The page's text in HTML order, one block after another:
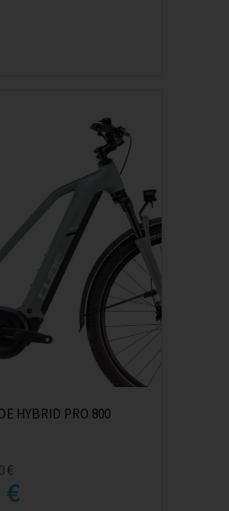
HYBRID PRO 800
€
€